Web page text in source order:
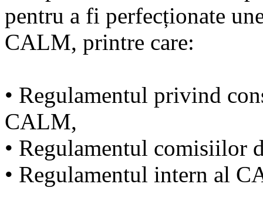
pentru a fi perfecționate
CALM, printre care:
• Regulamentul privind
CALM,
• Regulamentul comisiilor
• Regulamentul intern al